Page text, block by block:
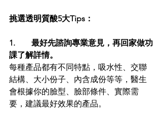
挑選透明質酸5大Tips：
1.        最好先諮詢專業意見，再回家做功
課了解詳情。
每種產品都有不同特點，吸水性、交聯
結構、大小份子、內含成份等等，醫生
會根據你的臉型、臉部條件、實際需
要，建議最好效果的產品。